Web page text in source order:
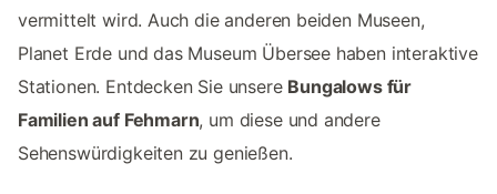
vermittelt wird. Auch die anderen beiden Museen,
Planet Erde und das Museum Übersee haben interaktive
Stationen. Entdecken Sie unsere Bungalows für
Familien auf Fehmarn, um diese und andere
Sehenswürdigkeiten zu genießen.